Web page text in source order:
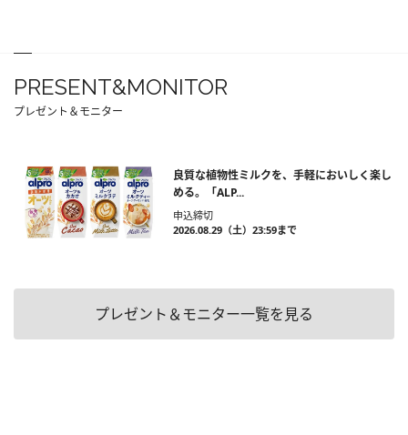
PRESENT&MONITOR
プレゼント＆モニター
良質な植物性ミルクを、手軽においしく楽し
める。「ALP...
申込締切
2026.08.29（土）23:59まで
プレゼント＆モニター一覧を見る